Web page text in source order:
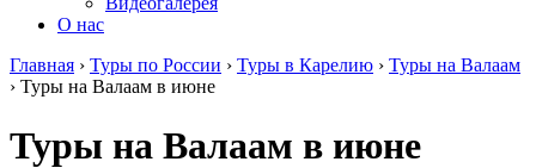
О нас
Главная › Туры по России › Туры в Карелию › Туры на Валаам
› Туры на Валаам в июне
Туры на Валаам в июне